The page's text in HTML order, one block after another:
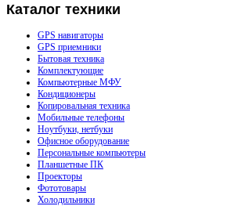
Каталог техники
GPS навигаторы
GPS приемники
Бытовая техника
Комплектующие
Компьютерные МФУ
Кондиционеры
Копировальная техника
Мобильные телефоны
Ноутбуки, нетбуки
Офисное оборудование
Персональные компьютеры
Планшетные ПК
Проекторы
Фототовары
Холодильники